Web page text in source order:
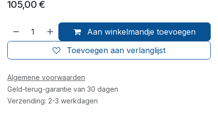
105,00 €
Aan winkelmandje toevoegen
Toevoegen aan verlanglijst
Algemene voorwaarden
Geld-terug-garantie van 30 dagen
Verzending: 2-3 werkdagen